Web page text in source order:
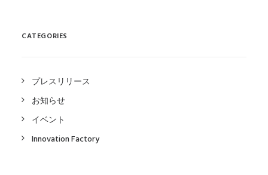
CATEGORIES
プレスリリース
お知らせ
イベント
Innovation Factory